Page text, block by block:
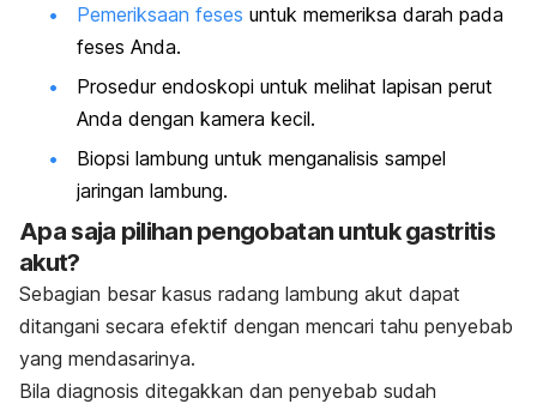
Pemeriksaan feses untuk memeriksa darah pada
feses Anda.
Prosedur endoskopi untuk melihat lapisan perut
Anda dengan kamera kecil.
Biopsi lambung untuk menganalisis sampel
jaringan lambung.
Apa saja pilihan pengobatan untuk gastritis
akut?
Sebagian besar kasus radang lambung akut dapat
ditangani secara efektif dengan mencari tahu penyebab
yang mendasarinya.
Bila diagnosis ditegakkan dan penyebab sudah